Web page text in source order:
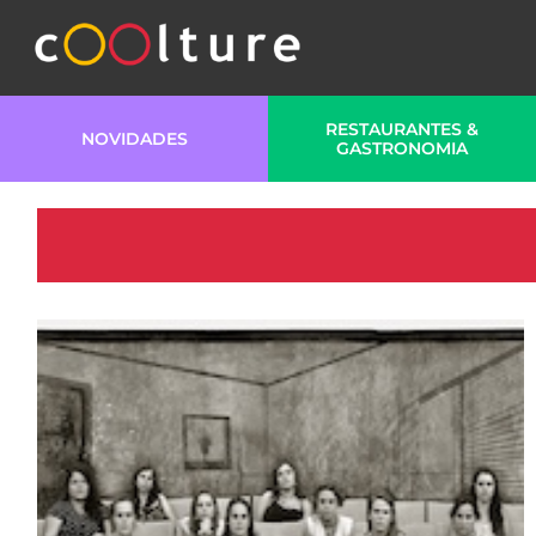
NOVIDADES
RESTAURANTES &
GASTRONOMIA